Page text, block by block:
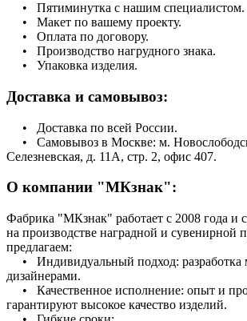
• Пятиминутка с нашим специалистом.
• Макет по вашему проекту.
• Оплата по договору.
• Производство нагрудного знака.
• Упаковка изделия.
Доставка и самовывоз:
• Доставка по всей России.
• Самовывоз в Москве: м.
Селезневская, д. 11А, стр. 2, офис 407.
О компании "МКзнак":
Фабрика "МКзнак" работает с 2008 года и
на производстве наградной и
предлагаем:
• Индивидуальный подход: разработка
дизайнерами.
• Качественное исполнение: опыт и
гарантируют высокое качество изделий.